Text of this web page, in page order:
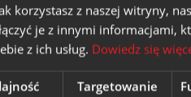
korzystasz z naszej witryny,
je z innymi informacjami,
z ich usług. Dowiedz się
Targetowanie